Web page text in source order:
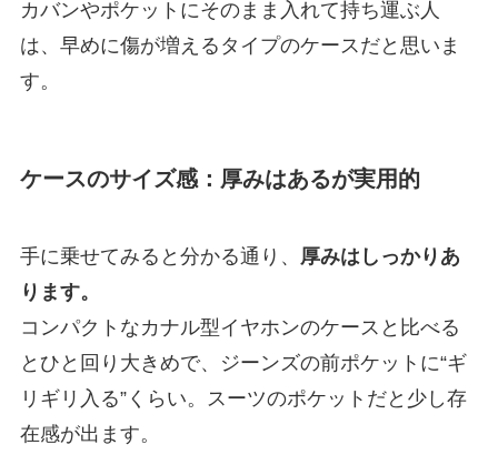
カバンやポケットにそのまま入れて持ち運ぶ人
は、早めに傷が増えるタイプのケースだと思いま
す。
ケースのサイズ感：厚みはあるが実用的
手に乗せてみると分かる通り、
厚みはしっかりあ
ります。
コンパクトなカナル型イヤホンのケースと比べる
とひと回り大きめで、ジーンズの前ポケットに“ギ
リギリ入る”くらい。スーツのポケットだと少し存
在感が出ます。